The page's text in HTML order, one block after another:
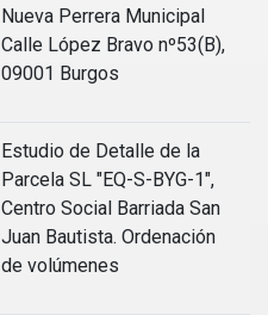
Nueva Perrera Municipal
Calle López Bravo nº53(B),
09001 Burgos
Estudio de Detalle de la
Parcela SL "EQ-S-BYG-1",
Centro Social Barriada San
Juan Bautista. Ordenación
de volúmenes